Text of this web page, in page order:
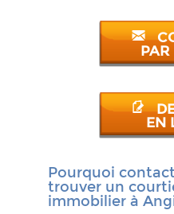
PAR
EN
Pourquoi
trouver un
immobilier à